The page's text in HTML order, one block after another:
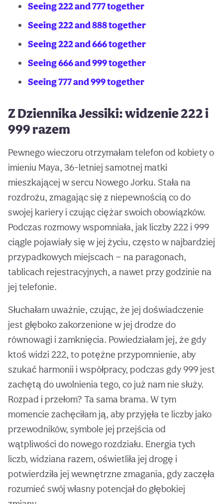
Seeing 222 and 777 together
Seeing 222 and 888 together
Seeing 222 and 666 together
Seeing 666 and 999 together
Seeing 777 and 999 together
Z Dziennika Jessiki: widzenie 222 i
999 razem
Pewnego wieczoru otrzymałam telefon od kobiety o
imieniu Maya, 36-letniej samotnej matki
mieszkającej w sercu Nowego Jorku. Stała na
rozdrożu, zmagając się z niepewnością co do
swojej kariery i czując ciężar swoich obowiązków.
Podczas rozmowy wspomniała, jak liczby 222 i 999
ciągle pojawiały się w jej życiu, często w najbardziej
przypadkowych miejscach — na paragonach,
tablicach rejestracyjnych, a nawet przy godzinie na
jej telefonie.
Słuchałam uważnie, czując, że jej doświadczenie
jest głęboko zakorzenione w jej drodze do
równowagi i zamknięcia. Powiedziałam jej, że gdy
ktoś widzi 222, to potężne przypomnienie, aby
szukać harmonii i współpracy, podczas gdy 999 jest
zachętą do uwolnienia tego, co już nam nie służy.
Rozpad i przełom? Ta sama brama. W tym
momencie zachęciłam ją, aby przyjęła te liczby jako
przewodników, symbole jej przejścia od
wątpliwości do nowego rozdziału. Energia tych
liczb, widziana razem, oświetliła jej drogę i
potwierdziła jej wewnętrzne zmagania, gdy zaczęła
rozumieć swój własny potencjał do głębokiej